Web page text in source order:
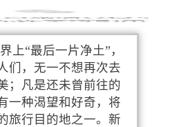
上“最后一片净土”，
们，无一不想再次去
；凡是还未曾前往的
一种渴望和好奇，将
旅行目的地之一。新